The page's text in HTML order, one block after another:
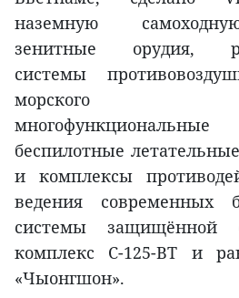
наземную
зенитные орудия,
системы
морского
беспилотные
и комплексы
ведения современных
системы защищённой
комплекс С-125-ВТ и
«Чыонгшон».